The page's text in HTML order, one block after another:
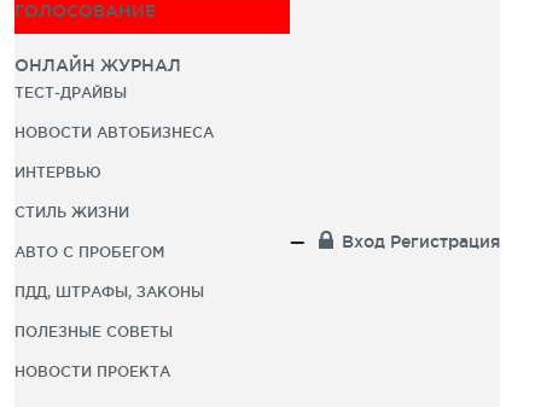
ГОЛОСОВАНИЕ
ОНЛАЙН ЖУРНАЛ
ТЕСТ-ДРАЙВЫ
НОВОСТИ АВТОБИЗНЕСА
ИНТЕРВЬЮ
СТИЛЬ ЖИЗНИ
АВТО С ПРОБЕГОМ
ПДД, ШТРАФЫ, ЗАКОНЫ
ПОЛЕЗНЫЕ СОВЕТЫ
НОВОСТИ ПРОЕКТА
Вход Регистрация